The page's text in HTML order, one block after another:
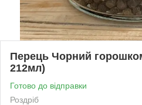
Перець Чорний
212мл)
Готово до відправки
Роздріб